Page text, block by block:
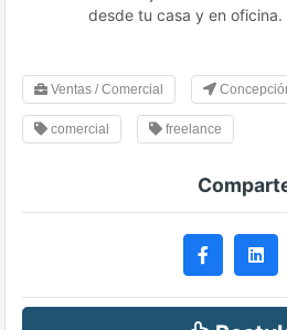
desde tu casa y en oficina.
Ventas / Comercial
comercial freelance